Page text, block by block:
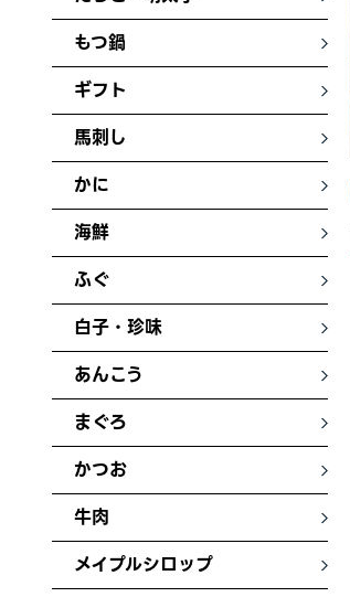
もつ鍋
ギフト
馬刺し
かに
海鮮
ふぐ
白子・珍味
あんこう
まぐろ
かつお
牛肉
メイプルシロップ